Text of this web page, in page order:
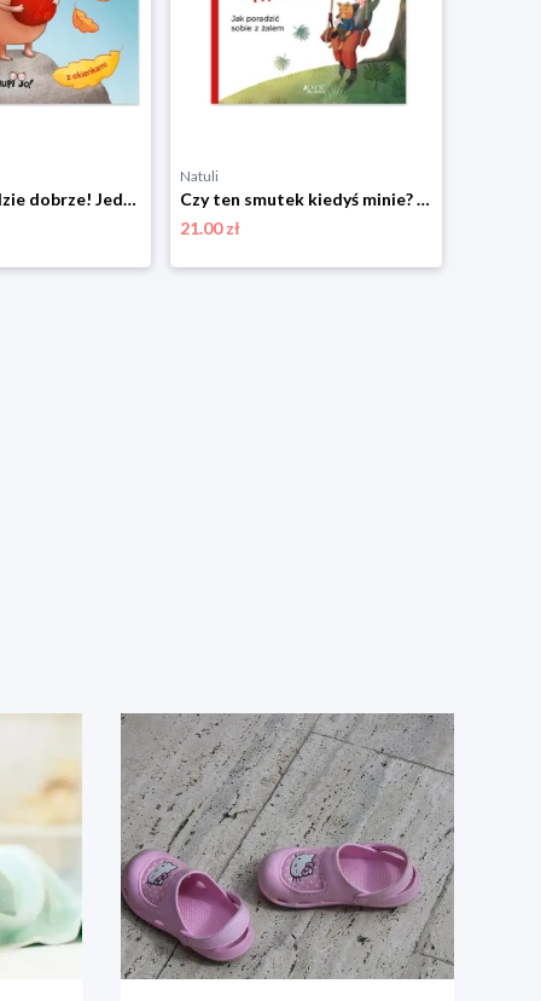
Wszystko będzie dobrze! Jedność
Natuli
Czy ten smutek kiedyś minie? Jedność
21.00 zł